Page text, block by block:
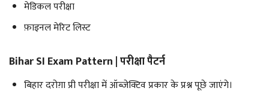
मेडिकल परीक्षा
फ़ाइनल मेरिट लिस्ट
Bihar SI Exam Pattern | परीक्षा पैटर्न
बिहार दरोग़ा प्री परीक्षा में ऑब्जेक्टिव प्रकार के प्रश्न पूछे जाएंगे।